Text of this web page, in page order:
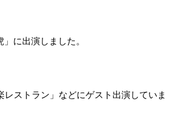
に出演しました。
ストラン」などにゲスト出演していま